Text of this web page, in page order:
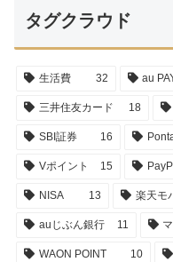
タグクラウド
生活費 32 au
三井住友カード 18
SBI証券 16
Vポイント 15
NISA 13 楽天モ
auじぶん銀行 11
WAON POINT 10